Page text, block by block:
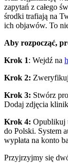
zapytań z całego
środki trafiają na
ich objawów. To
Aby rozpocząć,
Krok 1: Wejdź na
Krok 2:
Krok 3: Stwórz
Dodaj zdjęcia
Krok 4: Opublikuj
do Polski. System
wypłata na konto
Przyjrzyjmy się